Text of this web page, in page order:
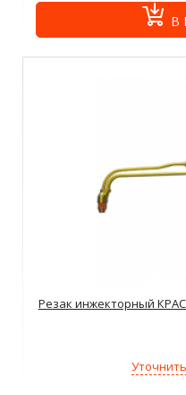
В
Резак инжекторный